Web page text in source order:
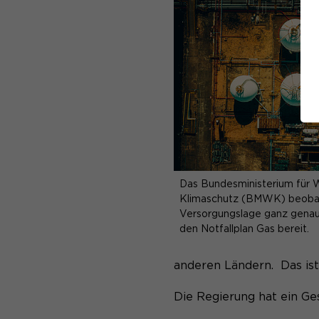
Das Bundesministerium für
Klimaschutz (BMWK)
Versorgungslage ganz
den Notfallplan Gas bereit.
anderen Ländern. Das
Die Regierung hat ein